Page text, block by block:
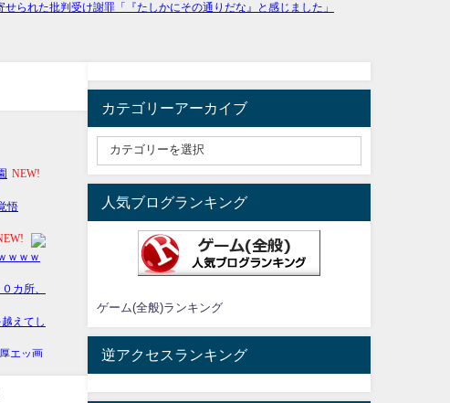
カテゴリーアーカイブ
人気ブログランキング
ゲーム(全般)ランキング
逆アクセスランキング